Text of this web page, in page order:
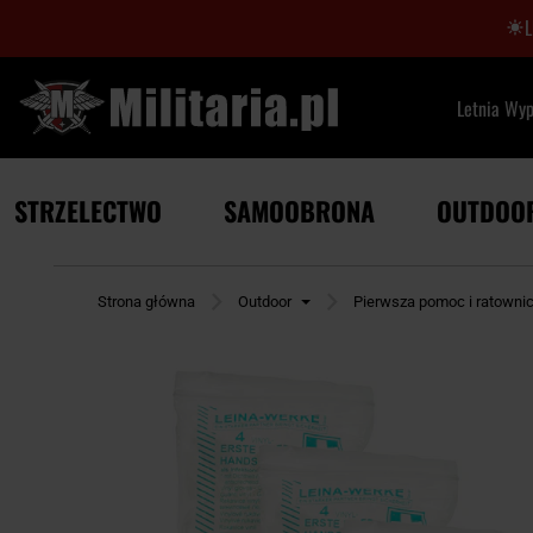
Letnia
STRZELECTWO SAMOOBRONA
Strona główna Outdoor Pierwsza pomoc i